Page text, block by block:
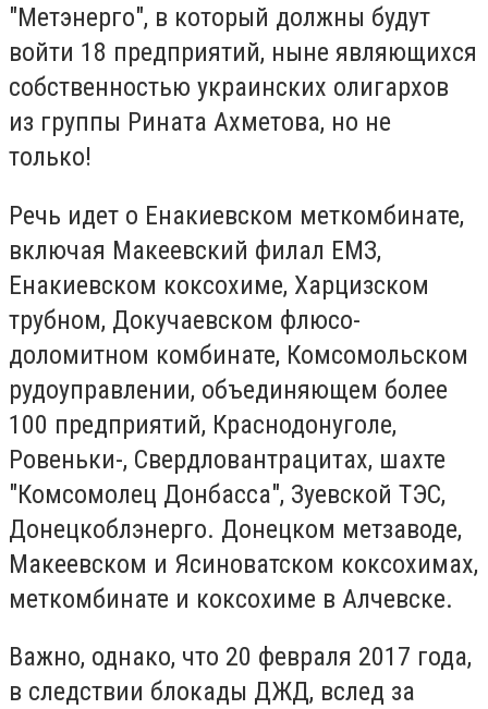
"Метэнерго", в который должны будут
войти 18 предприятий, ныне являющихся
собственностью украинских олигархов
из группы Рината Ахметова, но не
только!
Речь идет о Енакиевском меткомбинате,
включая Макеевский филал ЕМЗ,
Енакиевском коксохиме, Харцизском
трубном, Докучаевском флюсо-
доломитном комбинате, Комсомольском
рудоуправлении, объединяющем более
100 предприятий, Краснодонуголе,
Ровеньки-, Свердловантрацитах, шахте
"Комсомолец Донбасса", Зуевской ТЭС,
Донецкоблэнерго. Донецком метзаводе,
Макеевском и Ясиноватском коксохимах,
меткомбинате и коксохиме в Алчевске.
Важно, однако, что 20 февраля 2017 года,
в следствии блокады ДЖД, вслед за